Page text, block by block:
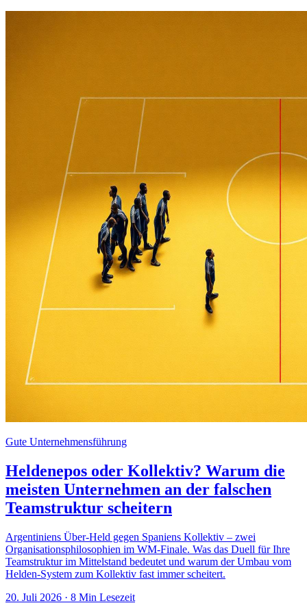
Gute Unternehmensführung
Heldenepos oder Kollektiv? Warum die
meisten Unternehmen an der falschen
Teamstruktur scheitern
Argentiniens Über-Held gegen Spaniens Kollektiv – zwei
Organisationsphilosophien im WM-Finale. Was das Duell für Ihre
Teamstruktur im Mittelstand bedeutet und warum der Umbau vom
Helden-System zum Kollektiv fast immer scheitert.
20. Juli 2026 · 8 Min Lesezeit